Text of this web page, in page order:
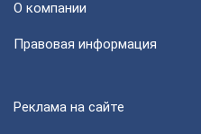
О компании
Правовая информация
Реклама на сайте